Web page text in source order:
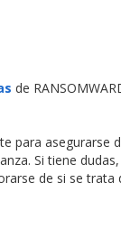
de
para asegurarse
Si tiene
de si se trata